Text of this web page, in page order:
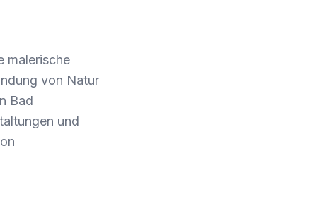
malerische
von Natur
Bad
und